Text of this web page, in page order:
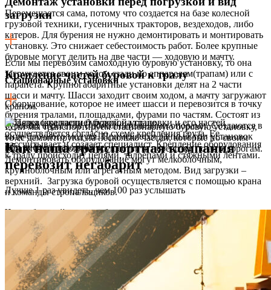
Перемещается сама, потому что создается на базе колесной
грузовой техники, гусеничных тракторов, вездеходов, либо
катеров. Для бурения не нужно демонтировать и монтировать
установку. Это снижает себестоимость работ. Более крупные
буровые могут делить на две части — ходовую и мачту.
Стационарные установки
Оборудование, которое не имеет шасси и перевозится в точку
бурения тралами, площадками, фурами по частям. Состоят из
буровых агрегатов с дополнительными опорами. Создаются в
виде блочного модуля. Применяется данный тип установок
при нефте и газодобыче.
загрузки
Если мы перевозим самоходную буровую установку, то она
загружается своим ходом сзади по аппарелям(трапам) или с
парапета. Крупногабаритные установки делят на 2 части
шасси и мачту. Шасси заходит своим ходом, а мачту загружают
краном.
Если мы транспортируем стационарную буровую установку,
то ее демонтируют на несколько частей, которые по своим
габаритам позволяют осуществить перевозку по автодорогам.
Демонтировать оборудование могут мелкоблочным,
крупноблочным или агрегатным методом. Вид загрузки –
верхний. Загрузка буровой осуществляется с помощью крана
и команды стропальщиков.
Части буровой должны быть равномерно распределены на
трале при загрузке, так чтобы нагрузка на оси трала и тягача
были одинаковыми. В противном случае это черевато
поломкой трала.
Крепление частей буровой к тралу
Обвязка (крепление) буровой установки и его частей
осуществляется согласно схеме крепления груза. Ее
рассчитывает и создает специалист. Крепление оборудования
к тралу происходит цепями, талрепами и стяжными лентами.
Как наша транспортная компания
перевозит негабарит
Лучше 1 раз увидеть, чем 100 раз услышать